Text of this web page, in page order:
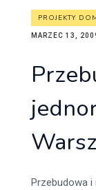
PROJEKTY
MARZEC 13,
Przebudowa